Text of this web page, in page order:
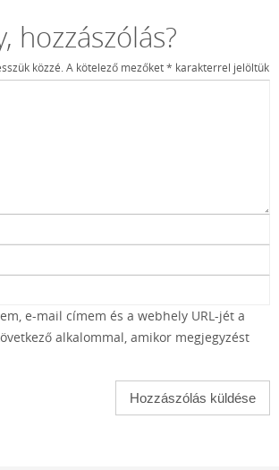
hozzászólás?
közzé.A kötelező mezőket* karakterrel jelöltük
e-mail címem és a webhely URL-jét a
alkalommal, amikor megjegyzést